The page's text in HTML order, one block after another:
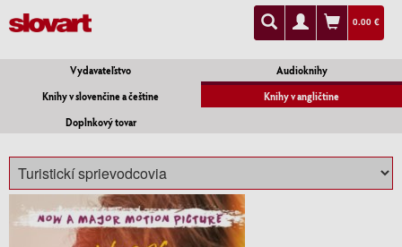
0.00 €
Vydavateľstvo
Audioknihy
Knihy v slovenčine a češtine
Knihy v angličtine
Doplnkový tovar